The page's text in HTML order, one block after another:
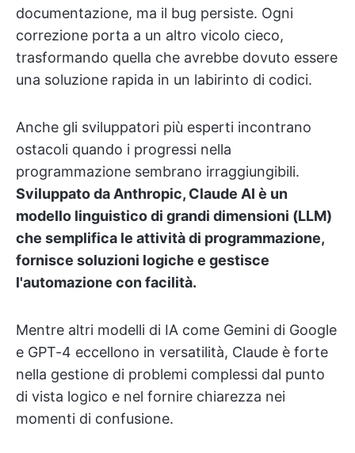
documentazione, ma il bug persiste. Ogni
correzione porta a un altro vicolo cieco,
trasformando quella che avrebbe dovuto essere
una soluzione rapida in un labirinto di codici.
Anche gli sviluppatori più esperti incontrano
ostacoli quando i progressi nella
programmazione sembrano irraggiungibili.
Sviluppato da Anthropic, Claude AI è un
modello linguistico di grandi dimensioni (LLM)
che semplifica le attività di programmazione,
fornisce soluzioni logiche e gestisce
l'automazione con facilità.
Mentre altri modelli di IA come Gemini di Google
e GPT-4 eccellono in versatilità, Claude è forte
nella gestione di problemi complessi dal punto
di vista logico e nel fornire chiarezza nei
momenti di confusione.